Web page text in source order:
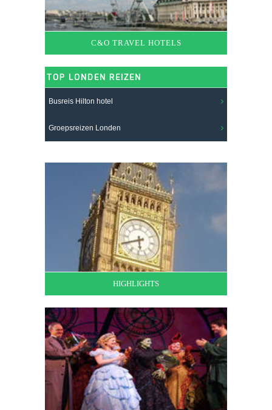
C&O TRAVEL HOTELS
TOP LONDEN REIZEN
Busreis Hilton hotel
Groepsreizen Londen
HIGHLIGHTS